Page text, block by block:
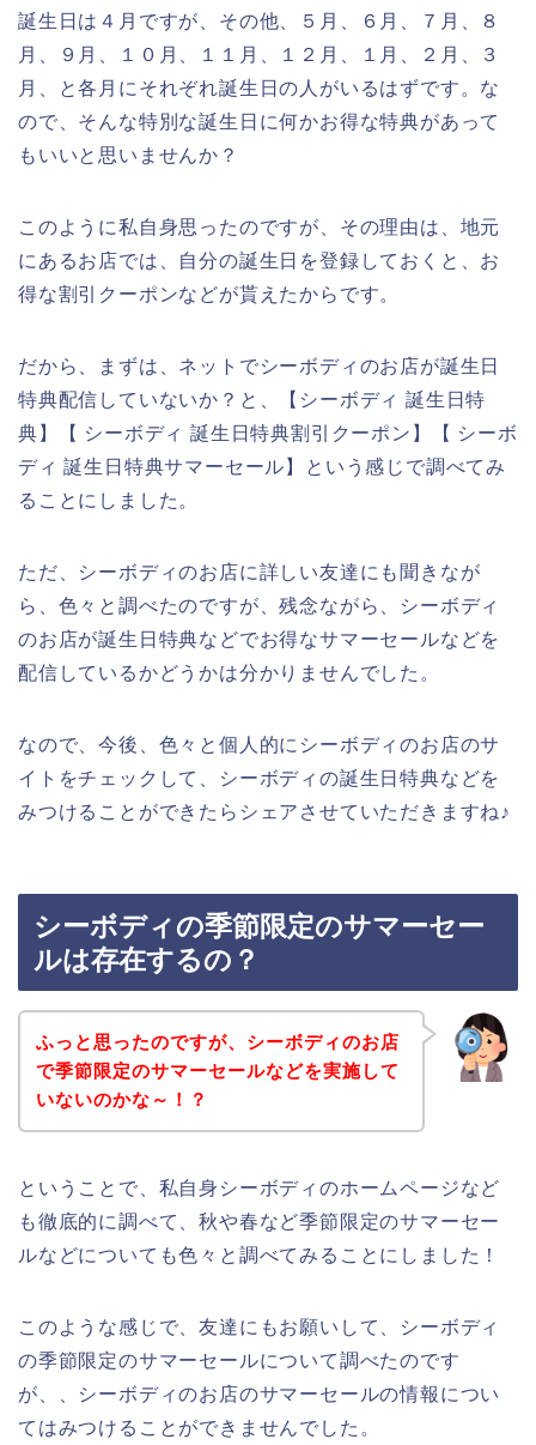
誕生日は４月ですが、その他、５月、６月、７月、８
月、９月、１０月、１１月、１２月、１月、２月、３
月、と各月にそれぞれ誕生日の人がいるはずです。な
ので、そんな特別な誕生日に何かお得な特典があって
もいいと思いませんか？
このように私自身思ったのですが、その理由は、地元
にあるお店では、自分の誕生日を登録しておくと、お
得な割引クーポンなどが貰えたからです。
だから、まずは、ネットでシーボディのお店が誕生日
特典配信していないか？と、【シーボディ 誕生日特
典】【 シーボディ 誕生日特典割引クーポン】【 シーボ
ディ 誕生日特典サマーセール】という感じで調べてみ
ることにしました。
ただ、シーボディのお店に詳しい友達にも聞きなが
ら、色々と調べたのですが、残念ながら、シーボディ
のお店が誕生日特典などでお得なサマーセールなどを
配信しているかどうかは分かりませんでした。
なので、今後、色々と個人的にシーボディのお店のサ
イトをチェックして、シーボディの誕生日特典などを
みつけることができたらシェアさせていただきますね♪
シーボディの季節限定のサマーセー
ルは存在するの？
ふっと思ったのですが、シーボディのお店
で季節限定のサマーセールなどを実施して
いないのかな～！？
ということで、私自身シーボディのホームページなど
も徹底的に調べて、秋や春など季節限定のサマーセー
ルなどについても色々と調べてみることにしました！
このような感じで、友達にもお願いして、シーボディ
の季節限定のサマーセールについて調べたのです
が、、シーボディのお店のサマーセールの情報につい
てはみつけることができませんでした。